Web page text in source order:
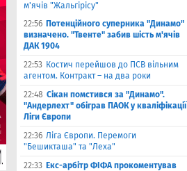
м'ячів "Жальгірісу"
22:56 Потенційного суперника "Динамо"
визначено. "Твенте" забив шість м'ячів
ДАК 1904
22:53 Костич перейшов до ПСВ вільним
агентом. Контракт – на два роки
22:48 Сікан помстився за "Динамо".
"Андерлехт" обіграв ПАОК у кваліфікації
Ліги Європи
22:36 Ліга Європи. Перемоги
"Бешикташа" та "Леха"
22:33 Екс-арбітр ФІФА прокоментував